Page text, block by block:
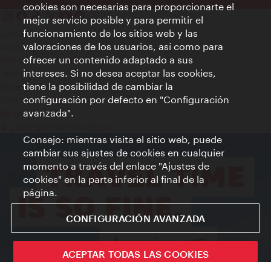
Contacto
Aviso legal
Política de privacidad de datos
Terms of Use
Accesibilidad
Contacto para la prensa
Ajustes de cookie
cookies son necesarias para proporcionarte el
mejor servicio posible y para permitir el
funcionamiento de los sitios web y las
valoraciones de los usuarios, así como para
ofrecer un contenido adaptado a sus
intereses. Si no desea aceptar las cookies,
tiene la posibilidad de cambiar la
configuración por defecto en "Configuración
avanzada".
Consejo: mientras visita el sitio web, puede
cambiar sus ajustes de cookies en cualquier
momento a través del enlace "Ajustes de
cookies" en la parte inferior al final de la
página.
CONFIGURACIÓN AVANZADA
ACEPTAR TODAS LAS COOKIES